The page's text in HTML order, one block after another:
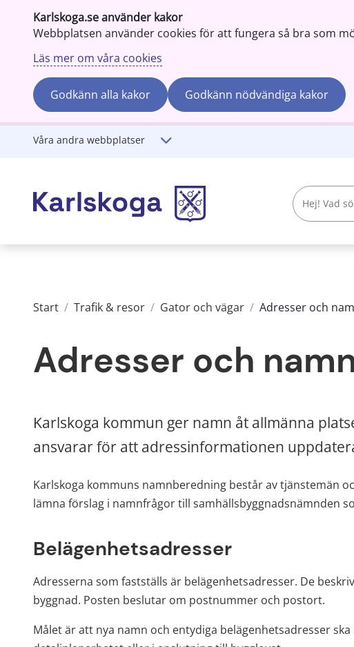
Karlskoga.se använder kakor
Webbplatsen använder cookies för att fungera så bra som
Läs mer om våra cookies
Godkänn alla kakor Godkänn nödvändiga kakor
Gå till innehåll
Våra andra webbplatser
Start / Trafik & resor / Gator och vägar / Adresser och
Adresser och
Karlskoga kommun ger namn åt allmänna
ansvarar för att adressinformationen
Karlskoga kommuns namnberedning består av tjänstemän
lämna förslag i namnfrågor till samhällsbyggnadsnämnden
Belägenhetsadresser
Adresserna som fastställs är belägenhetsadresser. De
byggnad. Posten beslutar om postnummer och postort.
Målet är att nya namn och entydiga belägenhetsadresser